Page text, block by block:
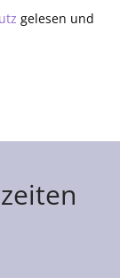
gelesen und